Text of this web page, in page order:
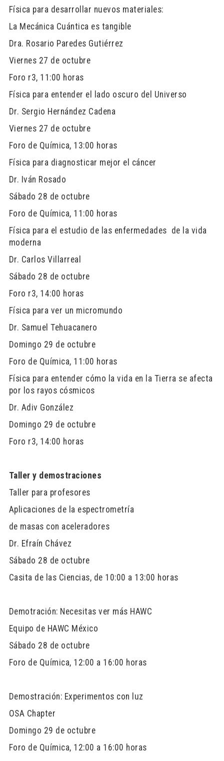
Física para desarrollar nuevos materiales:
La Mecánica Cuántica es tangible
Dra. Rosario Paredes Gutiérrez
Viernes 27 de octubre
Foro r3, 11:00 horas
Física para entender el lado oscuro del Universo
Dr. Sergio Hernández Cadena
Viernes 27 de octubre
Foro de Química, 13:00 horas
Física para diagnosticar mejor el cáncer
Dr. Iván Rosado
Sábado 28 de octubre
Foro de Química, 11:00 horas
Física para el estudio de las enfermedades de la vida
moderna
Dr. Carlos Villarreal
Sábado 28 de octubre
Foro r3, 14:00 horas
Física para ver un micromundo
Dr. Samuel Tehuacanero
Domingo 29 de octubre
Foro de Química, 11:00 horas
Física para entender cómo la vida en la Tierra se afecta
por los rayos cósmicos
Dr. Adiv González
Domingo 29 de octubre
Foro r3, 14:00 horas
Taller y demostraciones
Taller para profesores
Aplicaciones de la espectrometría
de masas con aceleradores
Dr. Efraín Chávez
Sábado 28 de octubre
Casita de las Ciencias, de 10:00 a 13:00 horas
Demotración: Necesitas ver más HAWC
Equipo de HAWC México
Sábado 28 de octubre
Foro de Química, 12:00 a 16:00 horas
Demostración: Experimentos con luz
OSA Chapter
Domingo 29 de octubre
Foro de Química, 12:00 a 16:00 horas